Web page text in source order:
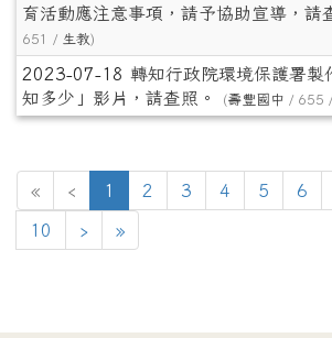
育活動應注意事項，請予協助宣導，請
651 / 生教)
2023-07-18 轉知行政院環境保護署製
知多少」影片，請查照。
(壽豐國中 / 655 /
« ‹ 1 (目前頁次)
2 3 4 5 6
10 ›下一頁
»最後頁